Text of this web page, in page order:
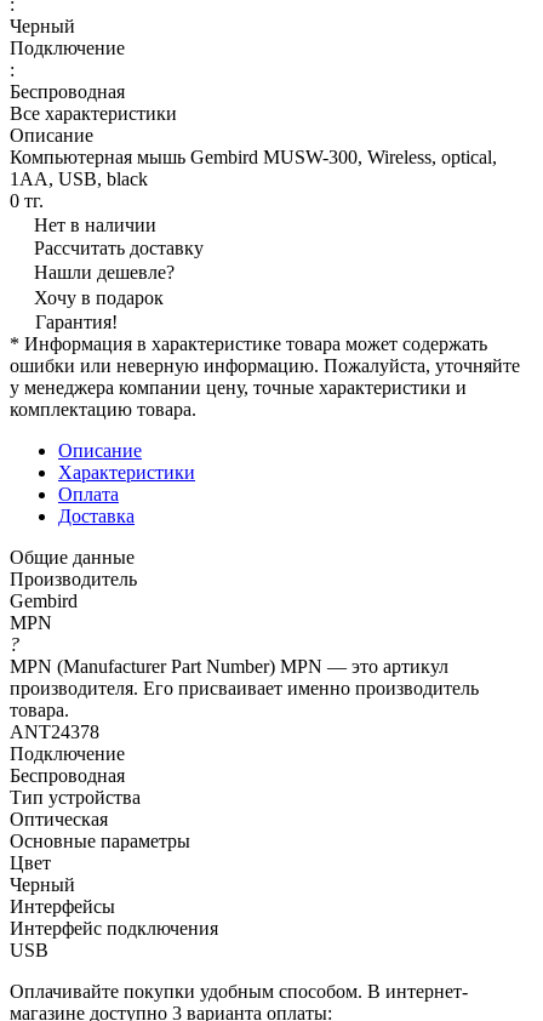
Черный
Подключение
:
Беспроводная
Все характеристики
Описание
Компьютерная мышь Gembird MUSW-300, Wireless, optical,
1AA, USB, black
0 тг.
Нет в наличии
Рассчитать доставку
Нашли дешевле?
Хочу в подарок
Гарантия!
* Информация в характеристике товара может содержать
ошибки или неверную информацию. Пожалуйста, уточняйте
у менеджера компании цену, точные характеристики и
комплектацию товара.
Описание
Характеристики
Оплата
Доставка
Общие данные
Производитель
Gembird
MPN
?
MPN (Manufacturer Part Number) MPN — это артикул
производителя. Его присваивает именно производитель
товара.
ANT24378
Подключение
Беспроводная
Тип устройства
Оптическая
Основные параметры
Цвет
Черный
Интерфейсы
Интерфейс подключения
USB
Оплачивайте покупки удобным способом. В интернет-
магазине доступно 3 варианта оплаты: